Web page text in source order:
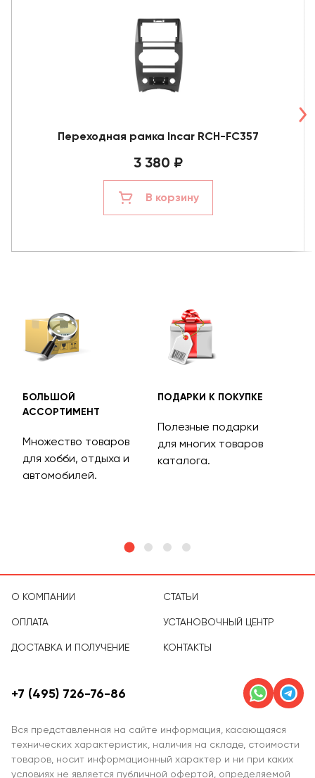
Переходная рамка Incar RCH-FC357
3 380 ₽
В корзину
БОЛЬШОЙ
АССОРТИМЕНТ
Множество товаров
для хобби, отдыха и
автомобилей.
ПОДАРКИ К ПОКУПКЕ
Полезные подарки
для многих товаров
каталога.
О КОМПАНИИ
ОПЛАТА
ДОСТАВКА И ПОЛУЧЕНИЕ
СТАТЬИ
УСТАНОВОЧНЫЙ ЦЕНТР
КОНТАКТЫ
Вся представленная на сайте информация, касающаяся
технических характеристик, наличия на складе, стоимости
товаров, носит информационный характер и ни при каких
условиях не является публичной офертой, определяемой
+7 (495) 726-76-86